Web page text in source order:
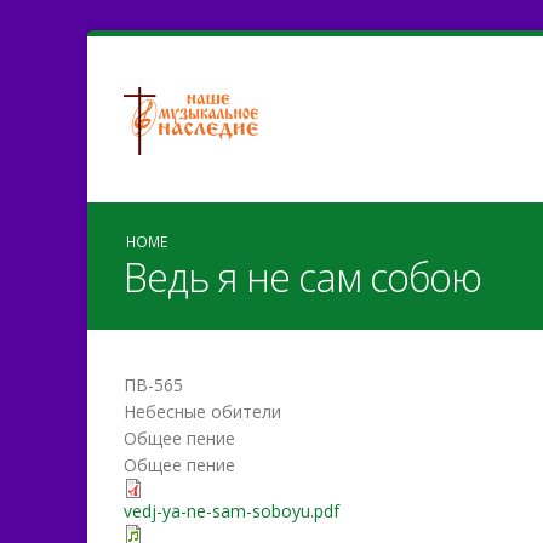
HOME
Ведь я не сам собою
ПВ-565
Небесные обители
Общее пение
Общее пение
vedj-ya-ne-sam-soboyu.pdf